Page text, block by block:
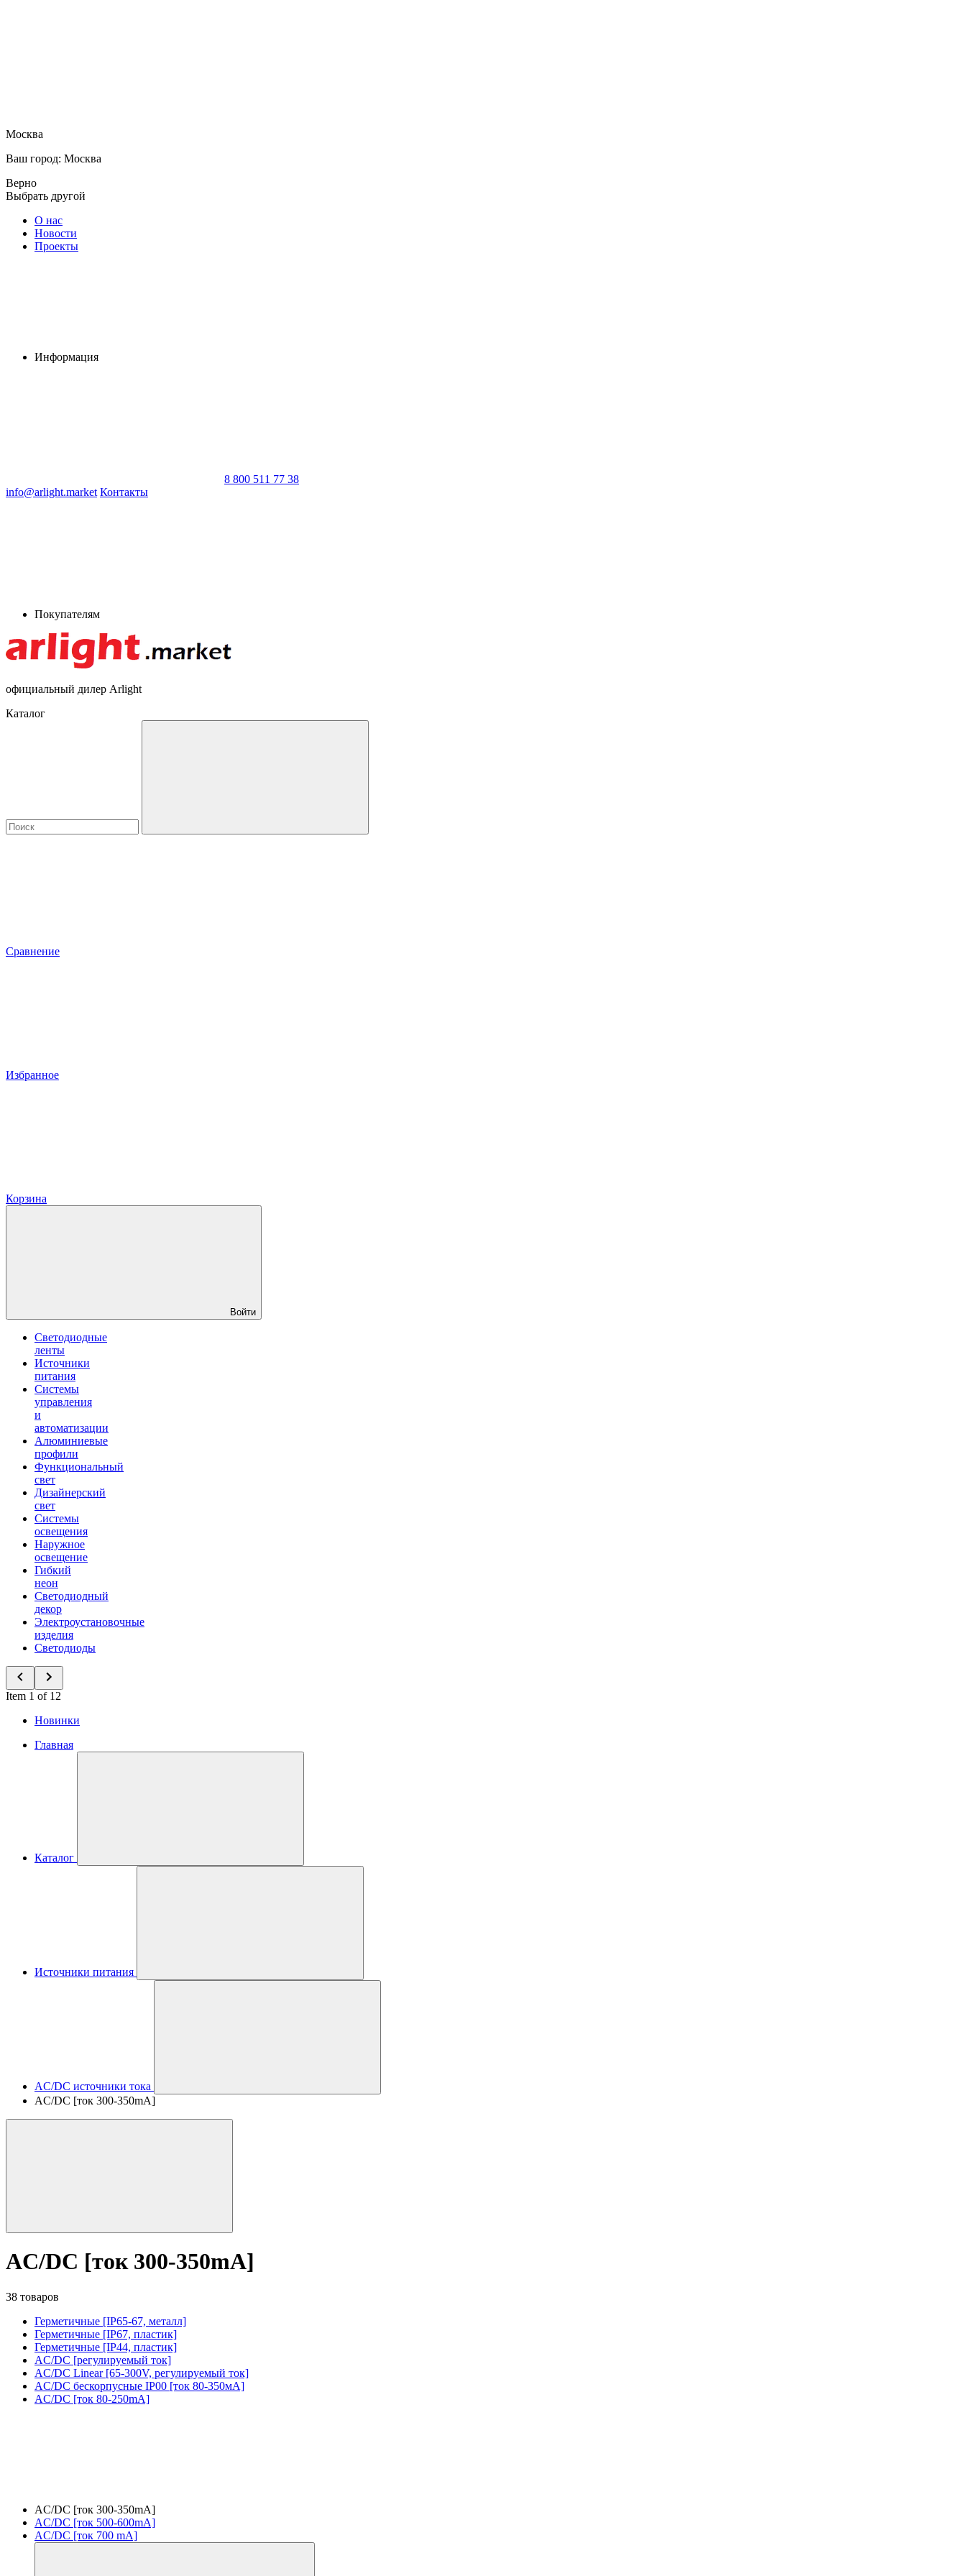
Москва
Ваш город: Москва
Верно
Выбрать другой
О нас
Новости
Проекты
Информация
8 800 511 77 38
info@arlight.market Контакты
Покупателям
официальный дилер Arlight
Каталог
Сравнение
Избранное
Корзина
Войти
Светодиодные
ленты
Источники
питания
Системы
управления
и
автоматизации
Алюминиевые
профили
Функциональный
свет
Дизайнерский
свет
Системы
освещения
Наружное
освещение
Гибкий
неон
Светодиодный
декор
Электроустановочные
изделия
Светодиоды
Item 1 of 12
Новинки
Главная
Каталог
Источники питания
AC/DC источники тока
AC/DC [ток 300-350mA]
AC/DC [ток 300-350mA]
38 товаров
Герметичные [IP65-67, металл]
Герметичные [IP67, пластик]
Герметичные [IP44, пластик]
AC/DC [регулируемый ток]
AC/DC Linear [65-300V, регулируемый ток]
AC/DC бескорпусные IP00 [ток 80-350мА]
AC/DC [ток 80-250mA]
AC/DC [ток 300-350mA]
AC/DC [ток 500-600mA]
AC/DC [ток 700 mA]